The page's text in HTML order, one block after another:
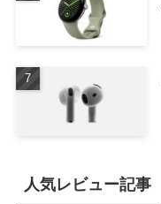
人気レビュー記事